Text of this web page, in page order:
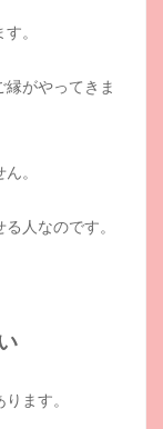
。
がやってきま
。
人なのです。
ます。